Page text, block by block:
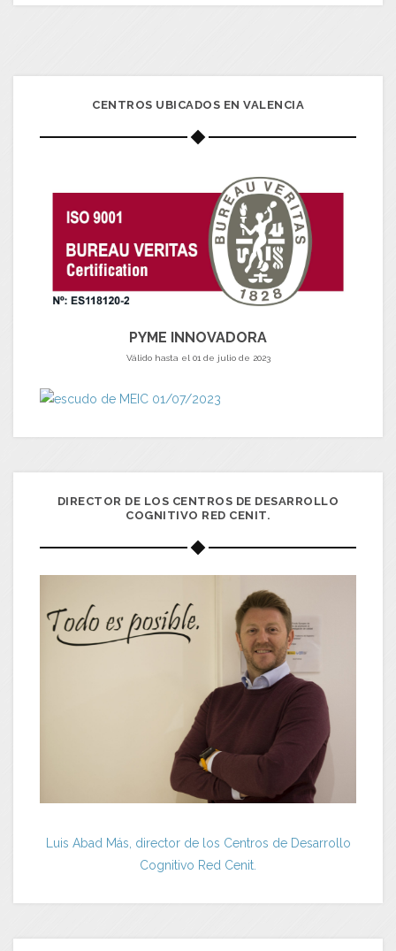
CENTROS UBICADOS EN VALENCIA
PYME INNOVADORA
Válido hasta el 01 de julio de 2023
DIRECTOR DE LOS CENTROS DE DESARROLLO
COGNITIVO RED CENIT.
Luis Abad Más, director de los Centros de Desarrollo
Cognitivo Red Cenit.